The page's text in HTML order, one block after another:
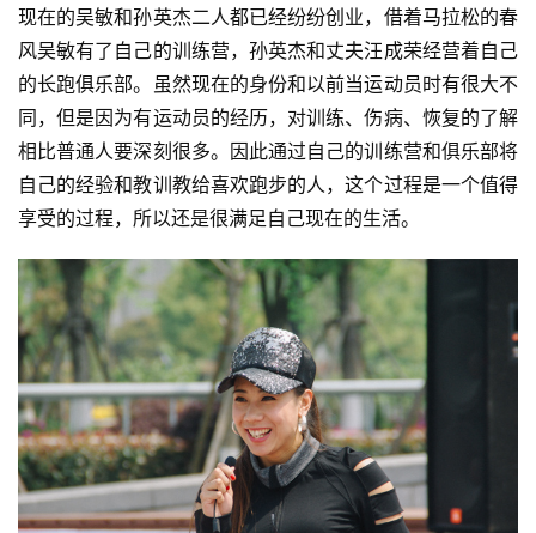
装
备
训
练
视
用
户
精
选
运
动
集
现在的吴敏和孙英杰二人都已经纷纷创业，借着马拉松的春
风吴敏有了自己的训练营，孙英杰和丈夫汪成荣经营着自己
的长跑俱乐部。虽然现在的身份和以前当运动员时有很大不
同，但是因为有运动员的经历，对训练、伤病、恢复的了解
相比普通人要深刻很多。因此通过自己的训练营和俱乐部将
自己的经验和教训教给喜欢跑步的人，这个过程是一个值得
享受的过程，所以还是很满足自己现在的生活。